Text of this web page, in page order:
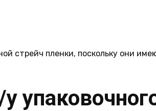
стрейч пленки, поскольку они